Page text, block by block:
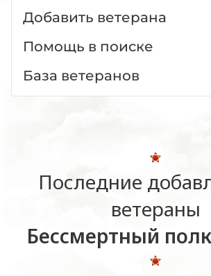
Добавить ветерана
Помощь в поиске
База ветеранов
Последние
ветераны
Бессмертный